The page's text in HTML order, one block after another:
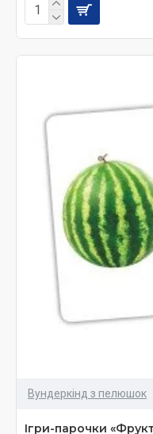
Вундеркінд з пелюшок
Ігри-парочки